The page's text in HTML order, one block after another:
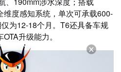
维度感知系统，单次可承载600-
为12-18个月。T6还具备车规
升级能力。